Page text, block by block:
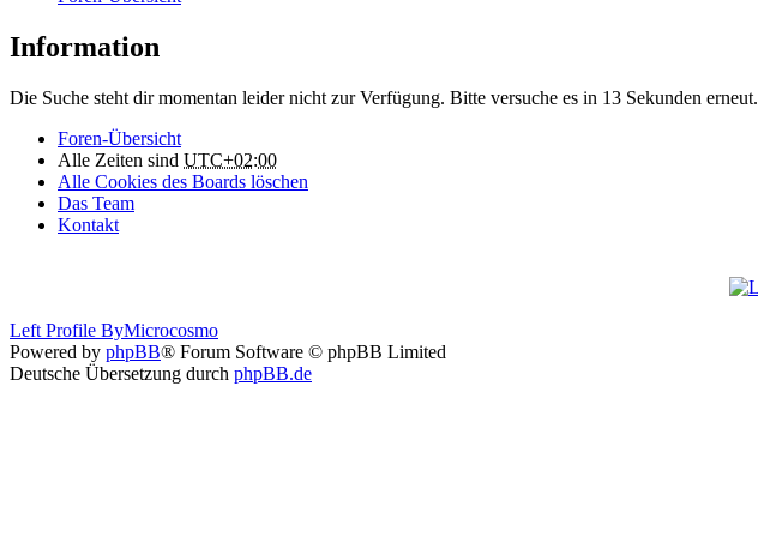
Information
Die Suche steht dir momentan leider nicht zur Verfügung. Bitte versuche es in 13 Sekunden erneut.
Foren-Übersicht
Alle Zeiten sind UTC+02:00
Alle Cookies des Boards löschen
Das Team
Kontakt
Left Profile ByMicrocosmo
Powered by phpBB® Forum Software © phpBB Limited
Deutsche Übersetzung durch phpBB.de